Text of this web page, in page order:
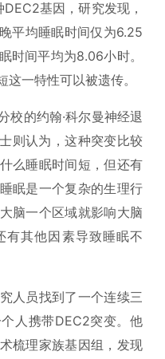
基因，研究发现，
平均睡眠时间仅为6.25
时间平均为8.06小时。
一特性可以被遗传。
校的约翰·科尔曼神经退
则认为，这种突变比较
么睡眠时间短，但还有
眠是一个复杂的生理行
脑一个区域就影响大脑
有其他因素导致睡眠不
人员找到了一个连续三
人携带DEC2突变。他
梳理家族基因组，发现